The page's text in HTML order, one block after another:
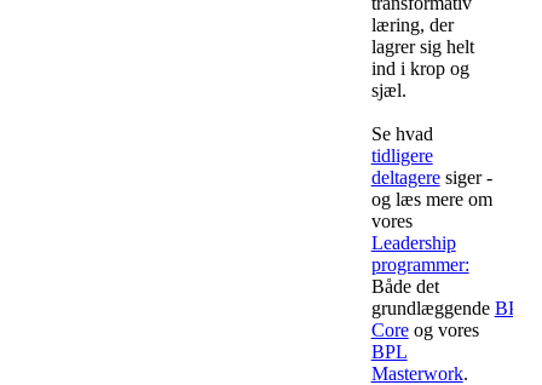
læring, der
lagrer sig helt
ind i krop og
sjæl.
Se hvad
tidligere
deltageresiger -
og læs mere om
vores
Leadership
programmer:
Både det
grundlæggende BPL
Coreog vores
BPL
Masterwork.